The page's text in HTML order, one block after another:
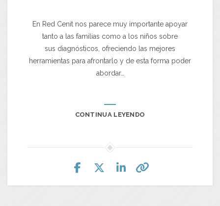
En Red Cenit nos parece muy importante apoyar
tanto a las familias como a los niños sobre
sus diagnósticos, ofreciendo las mejores
herramientas para afrontarlo y de esta forma poder
abordar…
CONTINUA LEYENDO